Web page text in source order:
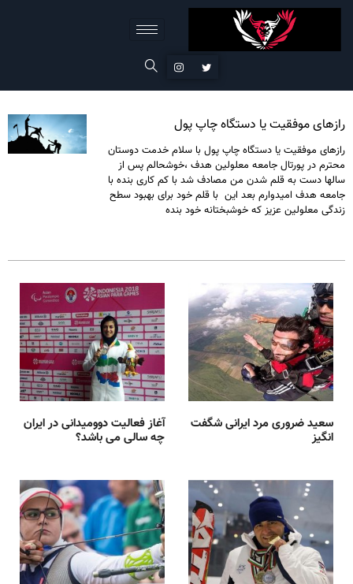
رازهای موفقیت یا دستگاه چاپ پول
رازهای موفقیت یا دستگاه چاپ پول با سلام خدمت دوستان
محترم در پورتال جامعه معلولین هدف ،خوشحالم پس از
سالها دست به قلم شدن من مصادف شد با کم کاری بنده با
جامعه هدف امیدوارم بعد این با قلم خود برای بهبود سطح
زندگی معلولین عزیز که خوشبختانه خود بنده
آغاز فعالیت دوومیدانی در ایران
چه سالی می باشد؟
سعید ضروری مرد ایرانی شگفت
انگیز